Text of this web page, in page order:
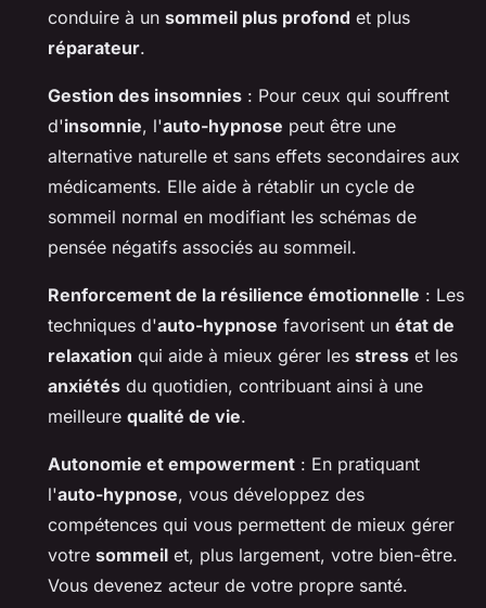
conduire à un sommeil plus profond et plus
réparateur.
Gestion des insomnies : Pour ceux qui souffrent
d'insomnie, l'auto-hypnose peut être une
alternative naturelle et sans effets secondaires aux
médicaments. Elle aide à rétablir un cycle de
sommeil normal en modifiant les schémas de
pensée négatifs associés au sommeil.
Renforcement de la résilience émotionnelle : Les
techniques d'auto-hypnose favorisent un état de
relaxation qui aide à mieux gérer les stress et les
anxiétés du quotidien, contribuant ainsi à une
meilleure qualité de vie.
Autonomie et empowerment : En pratiquant
l'auto-hypnose, vous développez des
compétences qui vous permettent de mieux gérer
votre sommeil et, plus largement, votre bien-être.
Vous devenez acteur de votre propre santé.